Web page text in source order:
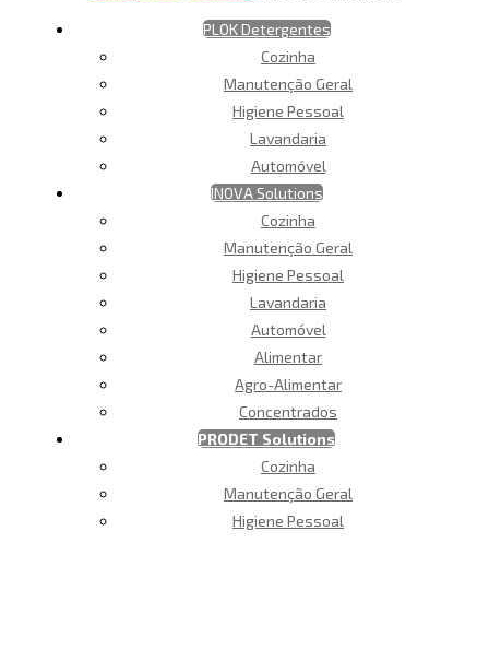
PLOK Detergentes
Cozinha
Manutenção Geral
Higiene Pessoal
Lavandaria
Automóvel
INOVA Solutions
Cozinha
Manutenção Geral
Higiene Pessoal
Lavandaria
Automóvel
Alimentar
Agro-Alimentar
Concentrados
PRODET Solutions
Cozinha
Manutenção Geral
Higiene Pessoal